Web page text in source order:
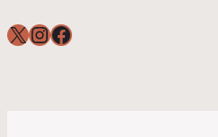
X InstagramFacebook